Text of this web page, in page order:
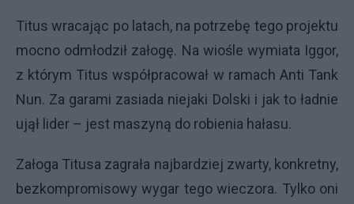
Titus wracając po latach, na potrzebę tego projektu
mocno odmłodził załogę. Na wiośle wymiata Iggor,
z którym Titus współpracował w ramach Anti Tank
Nun. Za garami zasiada niejaki Dolski i jak to ładnie
ujął lider – jest maszyną do robienia hałasu.
Załoga Titusa zagrała najbardziej zwarty, konkretny,
bezkompromisowy wygar tego wieczora. Tylko oni